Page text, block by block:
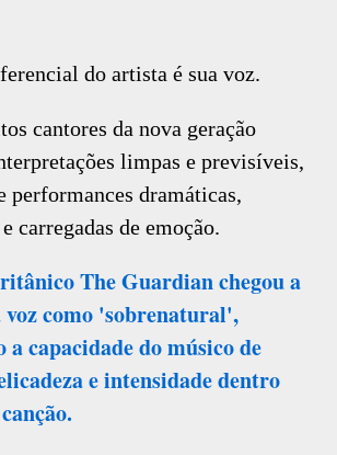
do artista é sua voz.
cantores da nova geração
limpas e previsíveis,
performances dramáticas,
carregadas de emoção.
The Guardian chegou a
como 'sobrenatural',
a capacidade do músico de
e intensidade dentro